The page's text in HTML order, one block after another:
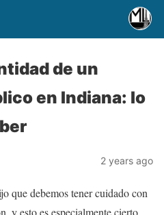
de un
en Indiana: lo
2 years ago
que debemos tener cuidado con
y esto es especialmente cierto